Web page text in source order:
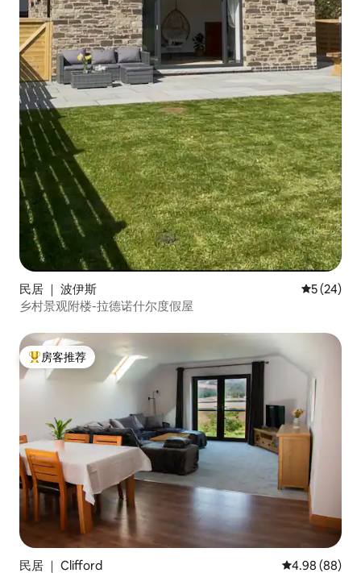
民居 ｜ 波伊斯 平均评分
5 (24)
乡村景观附楼-拉德诺什尔度假屋
热门「房客推荐」
房客推荐
民居 ｜ Clifford 平均评分 4.98
4.98 (88)